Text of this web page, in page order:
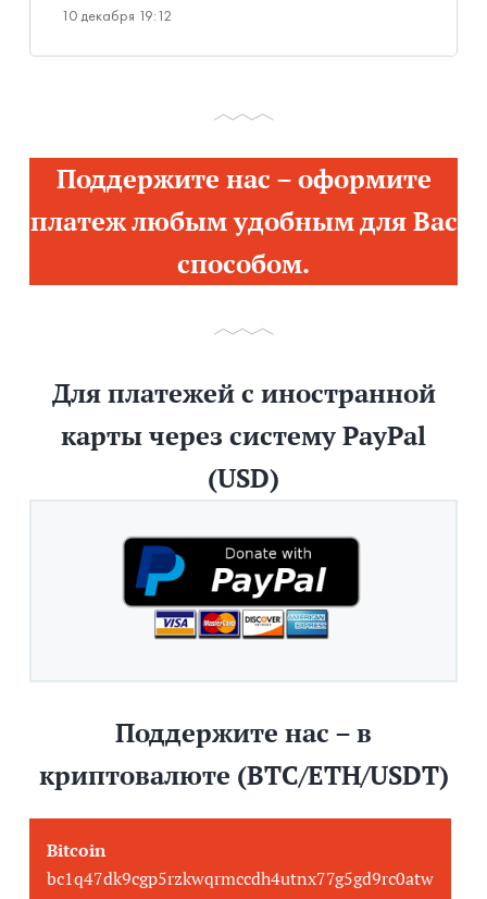
10 декабря 19:12
Поддержите нас – оформите
платеж любым удобным для Вас
способом.
Для платежей с иностранной
карты через систему PayPal
(USD)
Поддержите нас – в
криптовалюте (BTC/ETH/USDT)
Bitcoin
bc1q47dk9cgp5rzkwqrmccdh4utnx77g5gd9rc0atw